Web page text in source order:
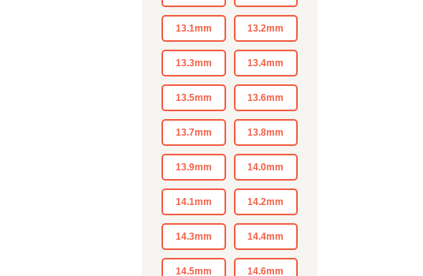
13.1mm 13.2mm
13.3mm 13.4mm
13.5mm 13.6mm
13.7mm 13.8mm
13.9mm 14.0mm
14.1mm 14.2mm
14.3mm 14.4mm
14.5mm 14.6mm